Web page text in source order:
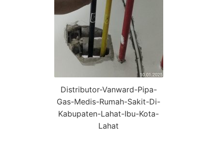
Distributor-Vanward-Pipa-
Gas-Medis-Rumah-Sakit-Di-
Kabupaten-Lahat-Ibu-Kota-
Lahat